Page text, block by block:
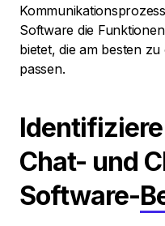
Software die
bietet, die am besten
passen.
Chat- und
Software-